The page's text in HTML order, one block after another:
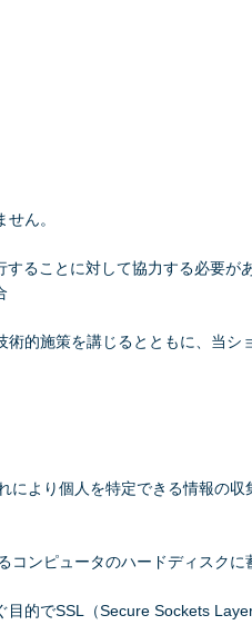
ん。
ることに対して協力する必要が
的施策を講じるとともに、当
より個人を特定できる情報の
ンピュータのハードディスクに
的でSSL（Secure Sockets